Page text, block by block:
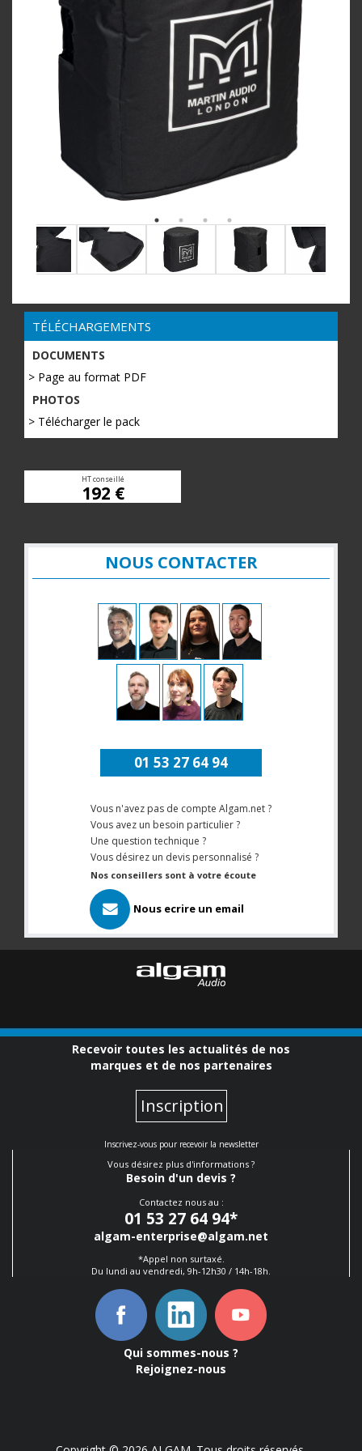
TÉLÉCHARGEMENTS
DOCUMENTS
> Page au format PDF
PHOTOS
> Télécharger le pack
HT conseillé
192 €
NOUS CONTACTER
01 53 27 64 94
Vous n'avez pas de compte Algam.net ?
Vous avez un besoin particulier ?
Une question technique ?
Vous désirez un devis personnalisé ?
Nos conseillers sont à votre écoute
Nous ecrire un email
Recevoir toutes les actualités de nos
marques et de nos partenaires
Inscription
Inscrivez-vous pour recevoir la newsletter
Vous désirez plus d'informations ?
Besoin d'un devis ?
Contactez nous au :
01 53 27 64 94*
algam-enterprise@algam.net
*Appel non surtaxé.
Du lundi au vendredi, 9h-12h30 / 14h-18h.
Qui sommes-nous ?
Rejoignez-nous